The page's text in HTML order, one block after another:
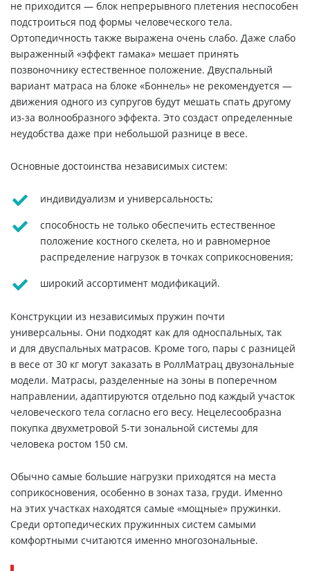
не приходится — блок непрерывного плетения неспособен
подстроиться под формы человеческого тела.
Ортопедичность также выражена очень слабо. Даже слабо
выраженный «эффект гамака» мешает принять
позвоночнику естественное положение. Двуспальный
вариант матраса на блоке «Боннель» не рекомендуется —
движения одного из супругов будут мешать спать другому
из-за волнообразного эффекта. Это создаст определенные
неудобства даже при небольшой разнице в весе.
Основные достоинства независимых систем:
индивидуализм и универсальность;
способность не только обеспечить естественное
положение костного скелета, но и равномерное
распределение нагрузок в точках соприкосновения;
широкий ассортимент модификаций.
Конструкции из независимых пружин почти
универсальны. Они подходят как для односпальных, так
и для двуспальных матрасов. Кроме того, пары с разницей
в весе от 30 кг могут заказать в РоллМатрац двузональные
модели. Матрасы, разделенные на зоны в поперечном
направлении, адаптируются отдельно под каждый участок
человеческого тела согласно его весу. Нецелесообразна
покупка двухметровой 5-ти зональной системы для
человека ростом 150 см.
Обычно самые большие нагрузки приходятся на места
соприкосновения, особенно в зонах таза, груди. Именно
на этих участках находятся самые «мощные» пружинки.
Среди ортопедических пружинных систем самыми
комфортными считаются именно многозональные.